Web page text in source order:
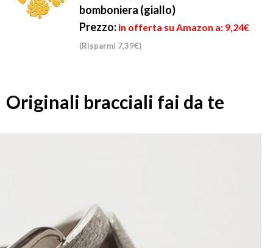
bomboniera (giallo)
Prezzo: in offerta su Amazon a: 9,24€
(Risparmi 7,39€)
Originali bracciali fai da te